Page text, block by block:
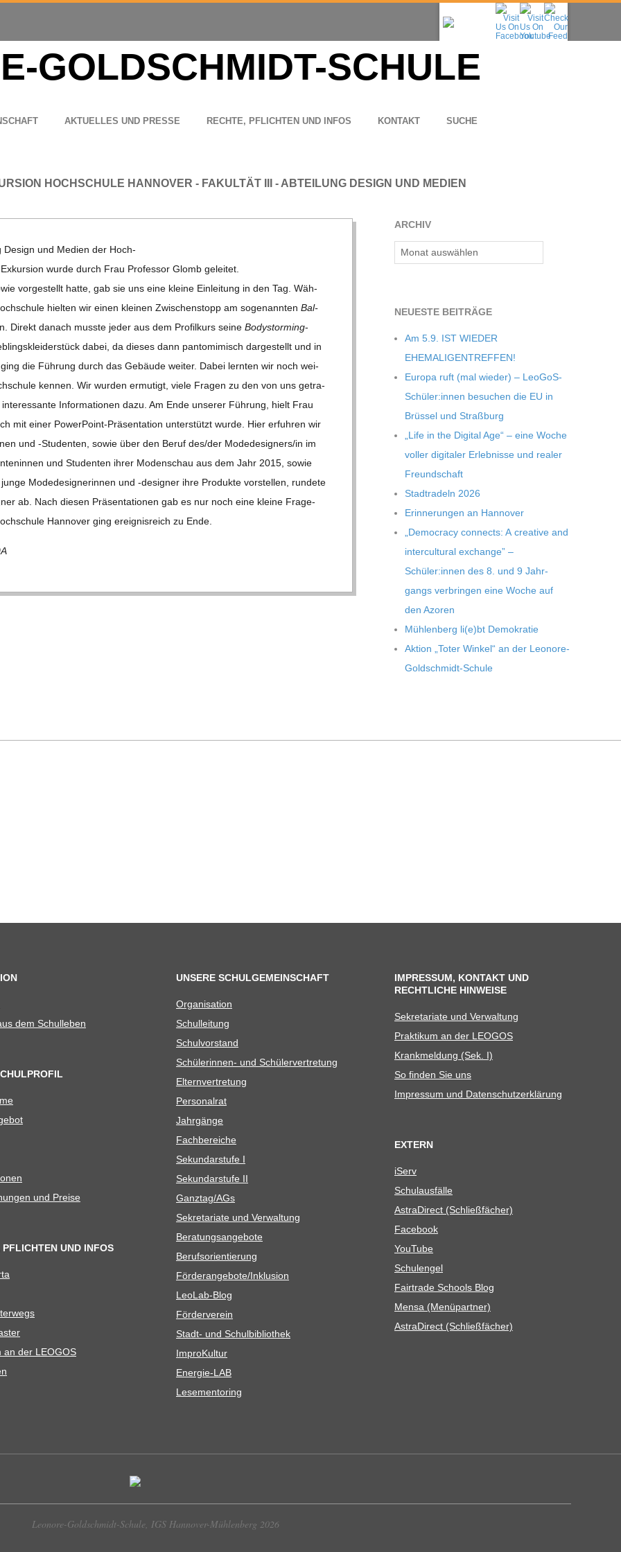
AKTU­EL­LES UND PRESSE RECHTE, PFLICH­TEN UND INFOS KON­TAKT SUCHE
HOCHSCHULE HANNOVER - FAKULTÄT III - ABTEILUNG DESIGN UND MEDIEN
Design und Medien der Hoch­
wurde durch Frau Pro­fes­sor Glomb geleitet.
vor­ge­stellt hatte, gab sie uns eine kleine Ein­lei­tung in den Tag. Wäh­
hiel­ten wir einen klei­nen Zwi­schen­stopp am soge­nann­ten Bal­
Direkt danach musste jeder aus dem Pro­fil­kurs seine Body­s­tor­ming-
dabei, da die­ses dann pan­to­mi­misch dar­ge­stellt und in
die Füh­rung durch das Gebäude wei­ter. Dabei lern­ten wir noch wei­
ken­nen. Wir wur­den ermu­tigt, viele Fra­gen zu den von uns getra­
Infor­ma­tio­nen dazu. Am Ende unse­rer Füh­rung, hielt Frau
mit einer Power­Point-Prä­sen­ta­tion unter­stützt wurde. Hier erfuh­ren wir
und ‑Stu­den­ten, sowie über den Beruf des/​der Modedesigners/​in im
und Stu­den­ten ihrer Moden­schau aus dem Jahr 2015, sowie
Mode­de­si­gne­rin­nen und ‑desi­gner ihre Pro­dukte vor­stel­len, run­dete
ab. Nach die­sen Prä­sen­ta­tio­nen gab es nur noch eine kleine Frage-
Han­no­ver ging ereig­nis­reich zu Ende.
ARCHIV
Archiv
NEU­ESTE BEITRÄGE
Am 5.9. IST WIEDER
EHEMALIGENTREFFEN!
Europa ruft (mal wie­der) – LeoGoS-
Schüler:innen besu­chen die EU in
Brüs­sel und Straßburg
„Life in the Digi­tal Age“ – eine Woche
vol­ler digi­ta­ler Erleb­nisse und rea­ler
Freundschaft
Stadt­ra­deln 2026
Erin­ne­run­gen an Hannover
„Demo­cracy con­nects: A crea­tive and
inter­cul­tu­ral exch­ange” –
Schüler:innen des 8. und 9 Jahr­
gangs ver­brin­gen eine Woche auf
den Azoren
Müh­len­berg li(e)bt Demokratie
Aktion „Toter Win­kel“ an der Leonore-
Goldschmidt-Schule
dem Schulleben
und Preise
PFLICHTEN UND INFOS
an der LEOGOS
UNSERE SCHULGEMEINSCHAFT
Orga­ni­sa­tion
Schul­lei­tung
Schul­vor­stand
Schü­le­rin­nen- und Schülervertretung
Eltern­ver­tre­tung
Per­so­nal­rat
Jahr­gänge
Fach­be­rei­che
Sekun­dar­stufe I
Sekun­dar­stufe II
Ganztag/​​AGs
Sekre­ta­riate und Verwaltung
Bera­tungs­an­ge­bote
Berufs­ori­en­tie­rung
Förderangebote/​​Inklusion
Leo­Lab-Blog
För­der­ver­ein
Stadt- und Schulbibliothek
Impro­Kul­tur
Ener­­gie-LAB
Lese­men­to­ring
IMPRESSUM, KONTAKT UND
RECHTLICHE HINWEISE
Sekre­ta­riate und Verwaltung
Prak­ti­kum an der LEOGOS
Krank­mel­dung (Sek. I)
So fin­den Sie uns
Impres­sum und Datenschutzerklärung
EXTERN
iServ
Schul­aus­fälle
Astra­Di­rect (Schließ­fä­cher)
Face­book
You­Tube
Schul­en­gel
Fair­trade Schools Blog
Mensa (Menü­part­ner)
Astra­Di­rect (Schließ­fä­cher)
Leonore-Goldschmidt-Schule, IGS Hannover-Mühlenberg 2026